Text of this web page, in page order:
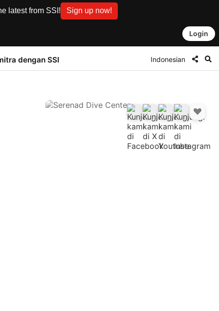
latest from SSI! Sign up now!
Login
dengan SSI Indonesian